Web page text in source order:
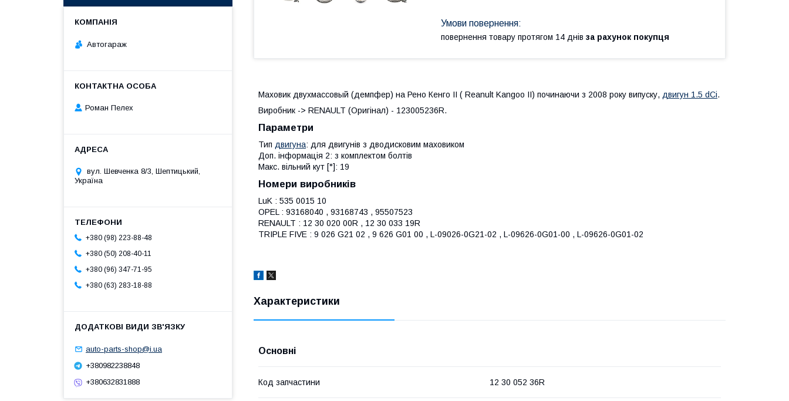
повернення товару протягом 14 днів за рахунок покупця
Маховик двухмассовый (демпфер) на Рено Кенго II ( Reanult Kangoo II) починаючи з 2008 року випуску, двигун 1.5 dCi.
Виробник -> RENAULT (Оригінал) - 123005236R.
Параметри
Тип двигуна: для двигунів з дводисковим маховиком
Доп. інформація 2: з комплектом болтів
Макс. вільний кут [°]: 19
Номери виробників
LuK : 535 0015 10
OPEL : 93168040 , 93168743 , 95507523
RENAULT : 12 30 020 00R , 12 30 033 19R
TRIPLE FIVE : 9 026 G21 02 , 9 626 G01 00 , L-09026-0G21-02 , L-09626-0G01-00 , L-09626-0G01-02
Характеристики
Основні
Код запчастини 12 30 052 36R
Автогараж
Роман Пелех
вул. Шевченка 8/3, Шептицький,
Україна
+380 (98) 223-88-48
+380 (50) 208-40-11
+380 (96) 347-71-95
+380 (63) 283-18-88
auto-parts-shop@i.ua
+380982238848
+380632831888